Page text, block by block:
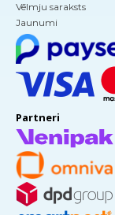
Vēlmju saraksts
Jaunumi
Partneri